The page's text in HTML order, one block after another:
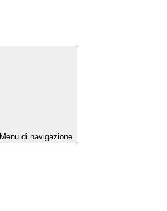
Menu di navigazione